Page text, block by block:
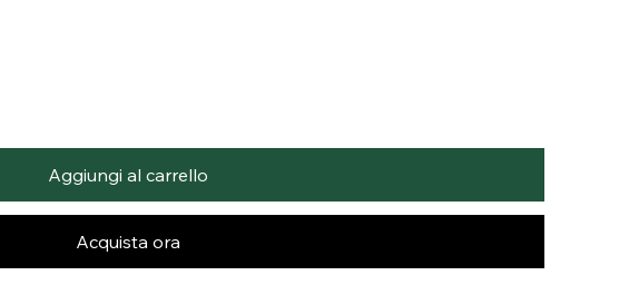
Aggiungi al carrello
Acquista ora